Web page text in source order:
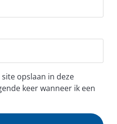
opslaan in deze
keer wanneer ik een